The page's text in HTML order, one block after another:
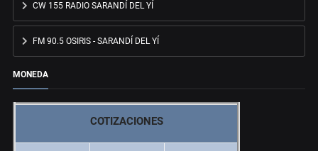
CW 155 RADIO SARANDÍ DEL YÍ
FM 90.5 OSIRIS - SARANDÍ DEL YÍ
MONEDA
COTIZACIONES